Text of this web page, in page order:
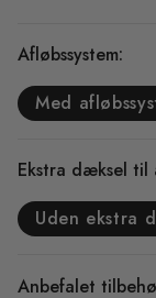
Afløbssystem:
Med
Ekstra dæksel til
Uden ekstra
Anbefalet